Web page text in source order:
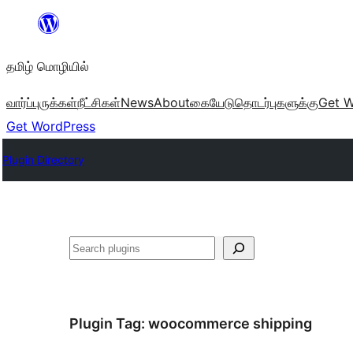
உள்ளடக்கத்திற்கு
தமிழ் மொழியில்
வார்ப்புருக்கள்நீட்சிகள்NewsAboutகையேடுதொடர்புகளுக்குGet
Get WordPress
Plugin Directory
தேடுக
Plugin Tag: woocommerce shipping